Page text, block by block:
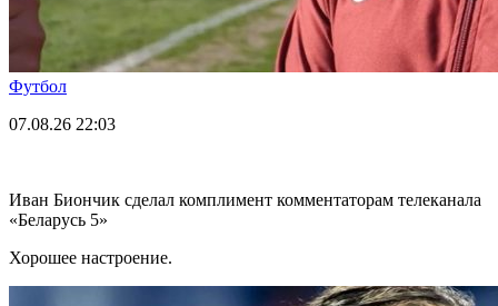
Футбол
07.08.26 22:03
Иван Биончик сделал комплимент комментаторам телеканала
«Беларусь 5»
Хорошее настроение.